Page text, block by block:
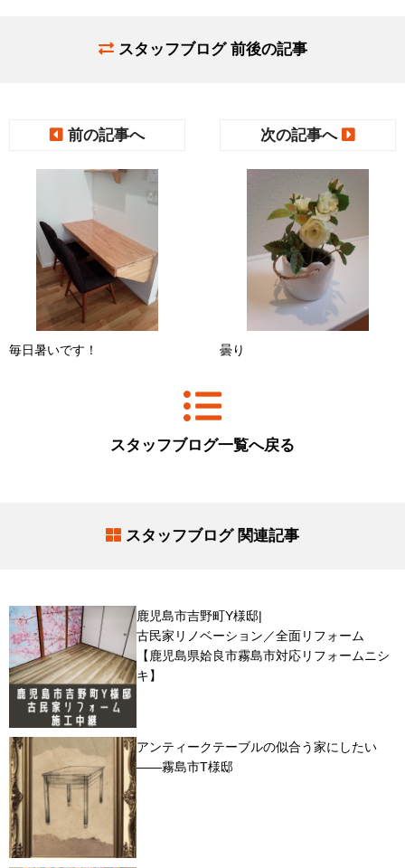
スタッフブログ 前後の記事
前の記事へ
毎日暑いです！
スタッフブログ一覧へ戻る
次の記事へ
曇り
スタッフブログ 関連記事
鹿児島市吉野町Y様邸|
古民家リノベーション／全面リフォーム
【鹿児島県姶良市霧島市対応リフォームニシ
キ】
アンティークテーブルの似合う家にしたい
――霧島市T様邸